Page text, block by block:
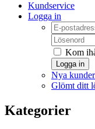
Kundservice
Logga in
Kom
Logga in
Nya
Glömt ditt
Kategorier